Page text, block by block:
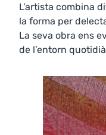
L’artista combina
la forma per
La seva obra ens
de l’entorn